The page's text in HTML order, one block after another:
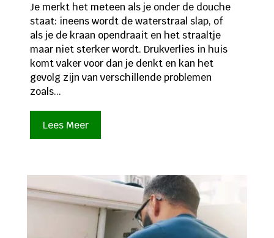
Je merkt het meteen als je onder de douche
staat: ineens wordt de waterstraal slap, of
als je de kraan opendraait en het straaltje
maar niet sterker wordt. Drukverlies in huis
komt vaker voor dan je denkt en kan het
gevolg zijn van verschillende problemen
zoals...
Lees Meer